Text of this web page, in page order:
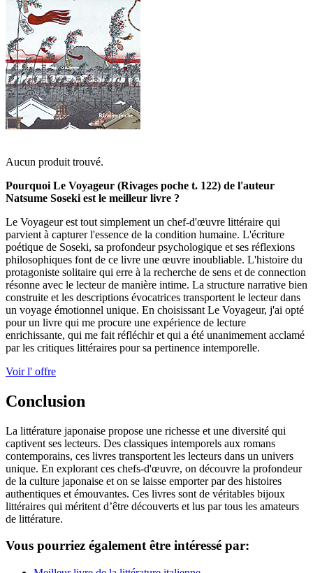
Aucun produit trouvé.
Pourquoi Le Voyageur (Rivages poche t. 122) de l'auteur
Natsume Soseki est le meilleur livre ?
Le Voyageur est tout simplement un chef-d'œuvre littéraire qui
parvient à capturer l'essence de la condition humaine. L'écriture
poétique de Soseki, sa profondeur psychologique et ses réflexions
philosophiques font de ce livre une œuvre inoubliable. L'histoire du
protagoniste solitaire qui erre à la recherche de sens et de connection
résonne avec le lecteur de manière intime. La structure narrative bien
construite et les descriptions évocatrices transportent le lecteur dans
un voyage émotionnel unique. En choisissant Le Voyageur, j'ai opté
pour un livre qui me procure une expérience de lecture
enrichissante, qui me fait réfléchir et qui a été unanimement acclamé
par les critiques littéraires pour sa pertinence intemporelle.
Voir l' offre
Conclusion
La littérature japonaise propose une richesse et une diversité qui
captivent ses lecteurs. Des classiques intemporels aux romans
contemporains, ces livres transportent les lecteurs dans un univers
unique. En explorant ces chefs-d'œuvre, on découvre la profondeur
de la culture japonaise et on se laisse emporter par des histoires
authentiques et émouvantes. Ces livres sont de véritables bijoux
littéraires qui méritent d’être découverts et lus par tous les amateurs
de littérature.
Vous pourriez également être intéressé par: